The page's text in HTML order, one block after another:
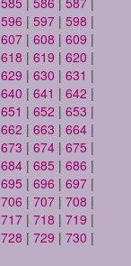
596 | 597 | 598 |
607 | 608 | 609 |
618 | 619 | 620 |
629 | 630 | 631 |
640 | 641 | 642 |
651 | 652 | 653 |
662 | 663 | 664 |
673 | 674 | 675 |
684 | 685 | 686 |
695 | 696 | 697 |
706 | 707 | 708 |
717 | 718 | 719 |
728 | 729 | 730 |